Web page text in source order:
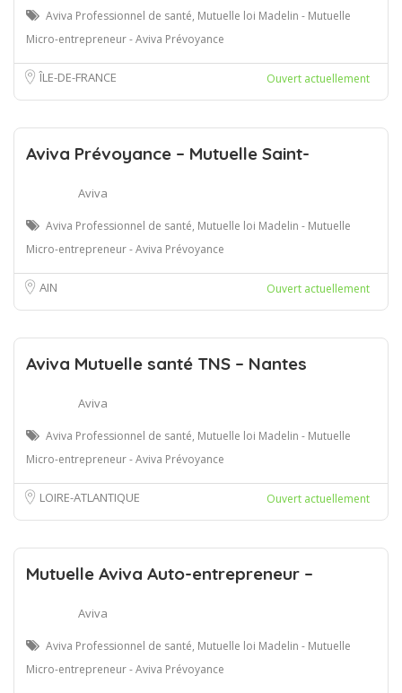
Aviva Professionnel de santé, Mutuelle loi Madelin - Mutuelle
Micro-entrepreneur - Aviva Prévoyance
ÎLE-DE-FRANCE Ouvert actuellement
Aviva Prévoyance – Mutuelle Saint-
Aviva
Aviva Professionnel de santé, Mutuelle loi Madelin - Mutuelle
Micro-entrepreneur - Aviva Prévoyance
AIN Ouvert actuellement
Aviva Mutuelle santé TNS – Nantes
Aviva
Aviva Professionnel de santé, Mutuelle loi Madelin - Mutuelle
Micro-entrepreneur - Aviva Prévoyance
LOIRE-ATLANTIQUE Ouvert actuellement
Mutuelle Aviva Auto-entrepreneur –
Aviva
Aviva Professionnel de santé, Mutuelle loi Madelin - Mutuelle
Micro-entrepreneur - Aviva Prévoyance